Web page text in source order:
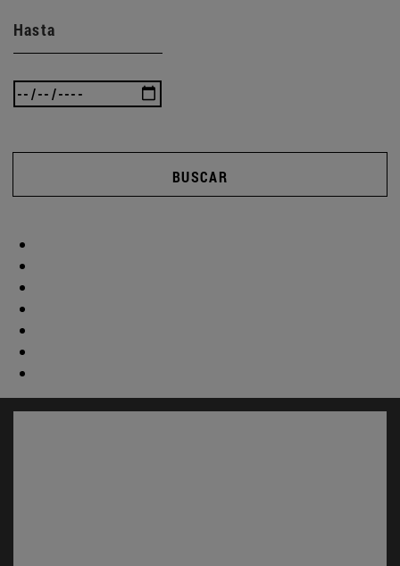
Hasta
BUSCAR